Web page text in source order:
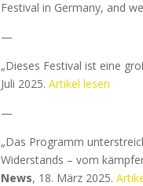
Festival in Germany, and
—
„Dieses Festival ist eine
Juli 2025. Artikel lesen
—
„Das Programm
Widerstands – vom
News, 18. März 2025.